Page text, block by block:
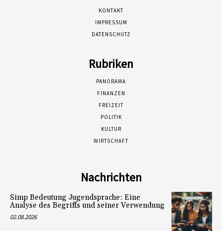
KONTAKT
IMPRESSUM
DATENSCHUTZ
Rubriken
PANORAMA
FINANZEN
FREIZEIT
POLITIK
KULTUR
WIRTSCHAFT
Nachrichten
Simp Bedeutung Jugendsprache: Eine
Analyse des Begriffs und seiner Verwendung
02.08.2026